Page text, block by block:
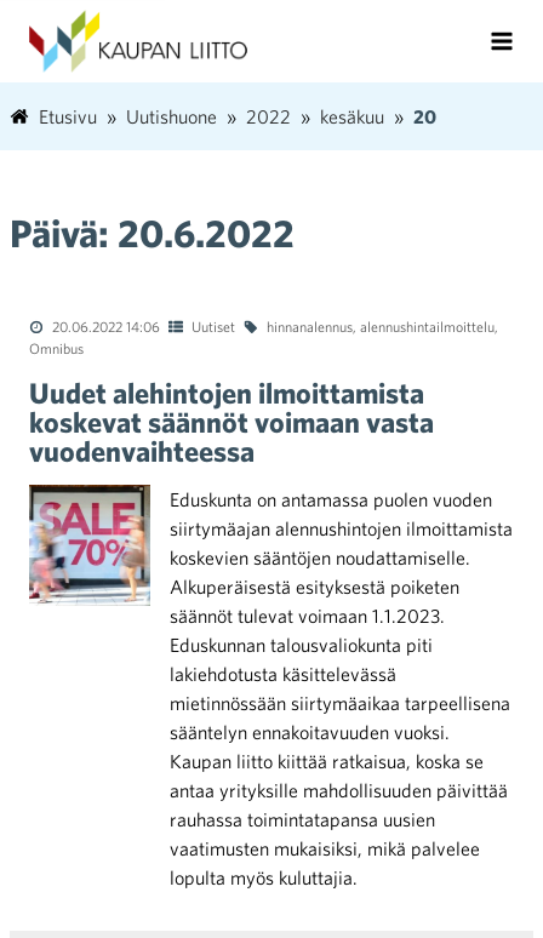
Etusivu Uutishuone 2022 kesäkuu 20
Päivä: 20.6.2022
20.06.2022 14:06 Uutiset hinnanalennus, alennushintailmoittelu,
Omnibus
Uudet alehintojen ilmoittamista
koskevat säännöt voimaan vasta
vuodenvaihteessa
Eduskunta on antamassa puolen vuoden
siirtymäajan alennushintojen ilmoittamista
koskevien sääntöjen noudattamiselle.
Alkuperäisestä esityksestä poiketen
säännöt tulevat voimaan 1.1.2023.
Eduskunnan talousvaliokunta piti
lakiehdotusta käsittelevässä
mietinnössään siirtymäaikaa tarpeellisena
sääntelyn ennakoitavuuden vuoksi.
Kaupan liitto kiittää ratkaisua, koska se
antaa yrityksille mahdollisuuden päivittää
rauhassa toimintatapansa uusien
vaatimusten mukaisiksi, mikä palvelee
lopulta myös kuluttajia.